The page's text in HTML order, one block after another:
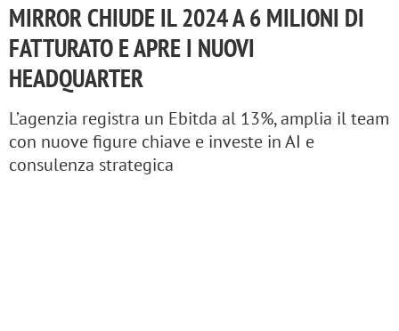
MIRROR CHIUDE IL 2024 A 6 MILIONI DI
FATTURATO E APRE I NUOVI
HEADQUARTER
L’agenzia registra un Ebitda al 13%, amplia il team
con nuove figure chiave e investe in AI e
consulenza strategica